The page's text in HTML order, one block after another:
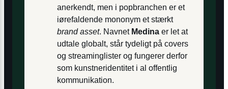
anerkendt, men i popbranchen er et
iørefaldende mononym et stærkt
brand asset. Navnet Medina er let at
udtale globalt, står tydeligt på covers
og streaming­lister og fungerer derfor
som kunstneridentitet i al offentlig
kommunikation.